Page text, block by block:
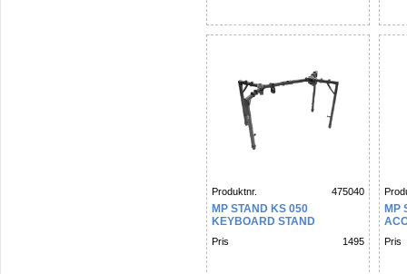
Produktnr. 475040
MP STAND KS 050
KEYBOARD STAND
Pris 1495
MP
Pris